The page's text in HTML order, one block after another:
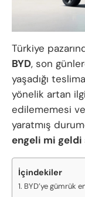
Türkiye
BYD, son
yaşadığı
yönelik artan
edilememesi
yaratmış
engeli mi geldi
İçindekiler
BYD’ye gümrük